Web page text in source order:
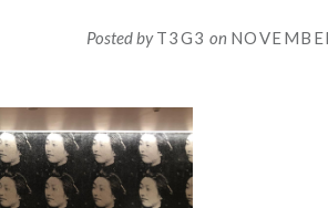
Posted byT3G3 on